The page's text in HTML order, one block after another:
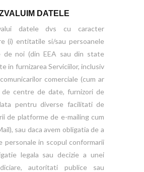
DATELE
datele dvs cu caracter
(i) entitatile si/sau persoanele
de noi (din EEA sau din state
in furnizarea Serviciilor, inclusiv
comerciale (cum ar
centre de date, furnizori de
pentru diverse facilitati de
de platforme de e-mailing cum
sau daca avem obligatia de a
personale in scopul conformarii
legala sau decizie a unei
autoritati publice sau